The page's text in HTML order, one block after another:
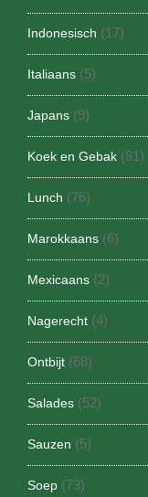
Indonesisch (17)
Italiaans (5)
Japans (9)
Koek en Gebak (81)
Lunch (76)
Marokkaans (6)
Mexicaans (2)
Nagerecht (4)
Ontbijt (68)
Salades (52)
Sauzen (5)
Soep (73)